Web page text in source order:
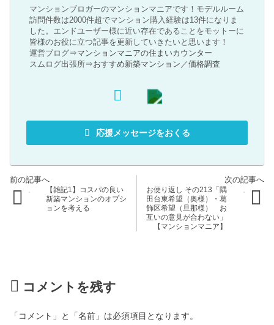
マンションブロガーのマンションマニアです！モデルルーム
訪問件数は2000件超でマンション購入経験は13件になりま
した。エンドユーザー様に近い存在であることをモットーに
皆様のお役に立つ記事を更新していきたいと思います！
運営ブログ⇒マンションマニアの住まいカウンター
スムログ出張所⇒おすすめ新築マンション ／価格調査
応援メッセージをおくる
【雑記1】コスパの良い
新築マンションのオプシ
ョンを考える
お便り返し その213「隅
田台東希望（奥様）・葛
飾区希望（旦那様） お
互いの意見が合わない」
【マンションマニア】
コメントを残す
「コメント」と「名前」は必須項目となります。